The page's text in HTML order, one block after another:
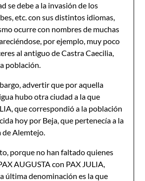
se debe a la inva­sión de los
etc. con sus distintos idiomas,
ocurre con nombres de muchas
por ejemplo, muy poco
al antiguo de Castra Caecilia,
población.
advertir que por aquella
hubo otra ciudad a la que
que correspondió a la población
hoy por Beja, que pertenecía a la
Alemtejo.
porque no han faltado quienes
AUGUSTA con PAX JULIA,
última denominación es la que